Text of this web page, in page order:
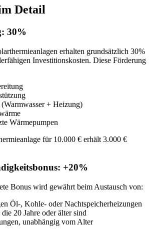
Detail
30%
erhalten grundsätzlich 30%
Investitionskosten. Diese Förderung
+ Heizung)
Wärmepumpen
für 10.000 € erhält 3.000 €
+20%
Bonus wird gewährt beim Austausch von:
Öl-, Kohle- oder Nachtspeicherheizungen
20 Jahre oder älter sind
unabhängig vom Alter